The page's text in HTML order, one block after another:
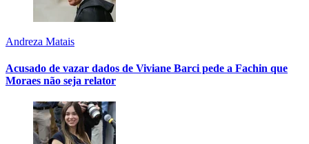
Andreza Matais
Acusado de vazar dados de Viviane Barci pede a Fachin que
Moraes não seja relator